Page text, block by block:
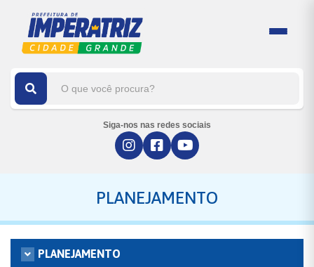
Siga-nos nas redes sociais
PLANEJAMENTO
PLANEJAMENTO